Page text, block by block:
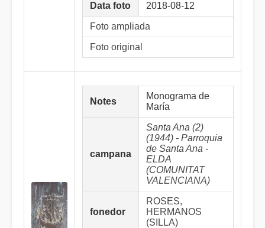
Data foto 2018-08-12
Foto ampliada
Foto original
Notes
Monograma de
María
campana
Santa Ana (2)
(1944) - Parroquia
de Santa Ana -
ELDA
(COMUNITAT
VALENCIANA)
fonedor
ROSES,
HERMANOS
(SILLA)